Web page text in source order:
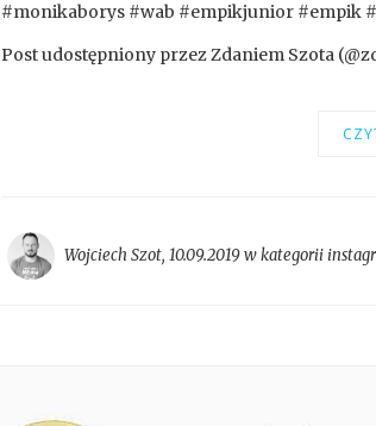
#monikaborys #wab #empikjunior #empik
Post udostępniony przez Zdaniem Szota
Wojciech Szot, 10.09.2019 w kategorii